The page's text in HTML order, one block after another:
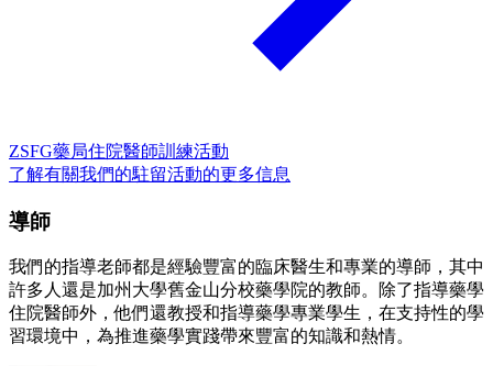
ZSFG藥局住院醫師訓練活動
了解有關我們的駐留活動的更多信息
導師
我們的指導老師都是經驗豐富的臨床醫生和專業的導師，其中
許多人還是加州大學舊金山分校藥學院的教師。除了指導藥學
住院醫師外，他們還教授和指導藥學專業學生，在支持性的學
習環境中，為推進藥學實踐帶來豐富的知識和熱情。